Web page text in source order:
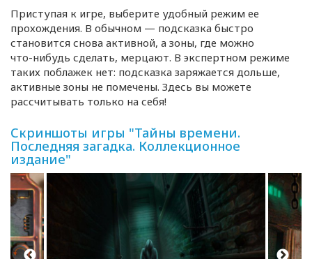
Приступая к игре, выберите удобный режим ее
прохождения. В обычном — подсказка быстро
становится снова активной, а зоны, где можно
что-нибудь сделать, мерцают. В экспертном режиме
таких поблажек нет: подсказка заряжается дольше,
активные зоны не помечены. Здесь вы можете
рассчитывать только на себя!
Скриншоты игры "Тайны времени.
Последняя загадка. Коллекционное
издание"